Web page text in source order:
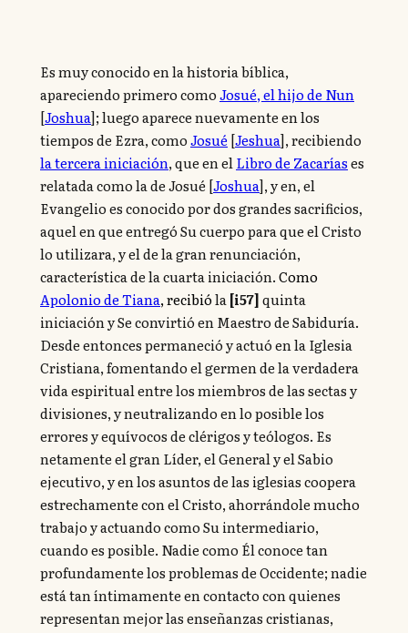
Es muy conocido en la historia bíblica,
apareciendo primero comoJosué, el hijo de Nun
[Joshua]; luego aparece nuevamente en los
tiempos de Ezra, comoJosué[Jeshua], recibiendo
la tercera iniciación, que en el Libro de Zacaríases
relatada como la de Josué [Joshua], y en, el
Evangelio es conocido por dos grandes sacrificios,
aquel en que entregó Su cuerpo para que el Cristo
lo utilizara, y el de la gran renunciación,
característica de la cuarta iniciación.Como
Apolonio de Tiana, recibióla [i57]quinta
iniciación y Se convirtió en Maestro de Sabiduría.
Desde entonces permaneció y actuó en la Iglesia
Cristiana, fomentando el germen de la verdadera
vida espiritual entre los miembros de las sectas y
divisiones, y neutralizando en lo posible los
errores y equívocos de clérigos y teólogos. Es
netamente el gran Líder, el General y el Sabio
ejecutivo, y en los asuntos de las iglesias coopera
estrechamente con el Cristo, ahorrándole mucho
trabajo y actuando como Su intermediario,
cuando es posible. Nadie como Él conoce tan
profundamente los problemas de Occidente; nadie
está tan íntimamente en contacto con quienes
representan mejor las enseñanzas cristianas,